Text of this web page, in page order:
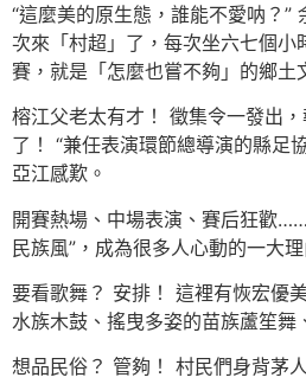
“這麼美的原生態，誰能不愛呐？”
次來「村超」了，每次坐六七個小
賽，就是「怎麼也嘗不夠」的鄉土
榕江父老太有才！ 徵集令一發出
了！ “兼任表演環節總導演的縣足
亞江感歎。
開賽熱場、中場表演、賽后狂歡
民族風”，成為很多人心動的一大理
要看歌舞？ 安排！ 這裡有恢宏優
水族木鼓、搖曳多姿的苗族蘆笙舞
想品民俗？ 管夠！ 村民們身背茅